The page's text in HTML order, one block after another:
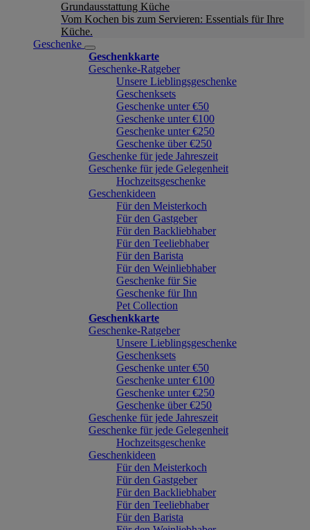
Grundausstattung Küche
Vom Kochen bis zum Servieren: Essentials für Ihre
Küche.
Geschenke
Geschenkkarte
Geschenke-Ratgeber
Unsere Lieblingsgeschenke
Geschenksets
Geschenke unter €50
Geschenke unter €100
Geschenke unter €250
Geschenke über €250
Geschenke für jede Jahreszeit
Geschenke für jede Gelegenheit
Hochzeitsgeschenke
Geschenkideen
Für den Meisterkoch
Für den Gastgeber
Für den Backliebhaber
Für den Teeliebhaber
Für den Barista
Für den Weinliebhaber
Geschenke für Sie
Geschenke für Ihn
Pet Collection
Geschenkkarte
Geschenke-Ratgeber
Unsere Lieblingsgeschenke
Geschenksets
Geschenke unter €50
Geschenke unter €100
Geschenke unter €250
Geschenke über €250
Geschenke für jede Jahreszeit
Geschenke für jede Gelegenheit
Hochzeitsgeschenke
Geschenkideen
Für den Meisterkoch
Für den Gastgeber
Für den Backliebhaber
Für den Teeliebhaber
Für den Barista